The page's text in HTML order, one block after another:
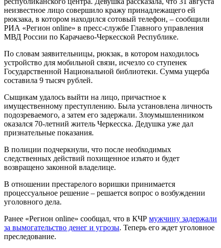
неизвестное лицо совершило кражу принадлежащего ей
рюкзака, в котором находился сотовый телефон, – сообщили
РИА «Регион online» в пресс-службе Главного управления
МВД России по Карачаево-Черкесской Республике.
По словам заявительницы, рюкзак, в котором находилось
устройство для мобильной связи, исчезло со ступенек
Государственной Национальной библиотеки. Сумма ущерба
составила 9 тысяч рублей.
Сыщикам удалось выйти на лицо, причастное к
имущественному преступлению. Была установлена личность
подозреваемого, а затем его задержали. Злоумышленником
оказался 70-летний житель Черкесска. Дедушка уже дал
признательные показания.
В полиции подчеркнули, что после необходимых
следственных действий похищенное изъято и будет
возвращено законной владелице.
В отношении престарелого воришки принимается
процессуальное решение – решается вопрос о возбуждении
уголовного дела.
Ранее «Регион online» сообщал, что в КЧР мужчину задержали
за вымогательство денег и угрозы. Теперь его ждет уголовное
преследование.